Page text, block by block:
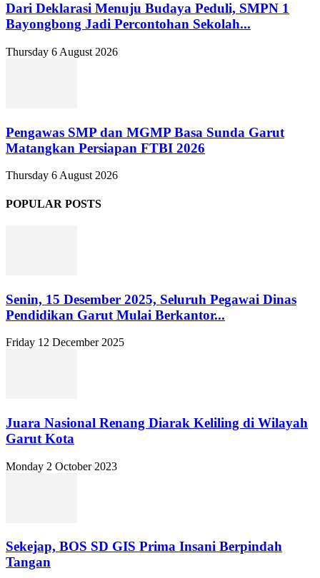
Dari Deklarasi Menuju Budaya Peduli, SMPN 1
Bayongbong Jadi Percontohan Sekolah...
Thursday 6 August 2026
Pengawas SMP dan MGMP Basa Sunda Garut
Matangkan Persiapan FTBI 2026
Thursday 6 August 2026
POPULAR POSTS
Senin, 15 Desember 2025, Seluruh Pegawai Dinas
Pendidikan Garut Mulai Berkantor...
Friday 12 December 2025
Juara Nasional Renang Diarak Keliling di Wilayah
Garut Kota
Monday 2 October 2023
Sekejap, BOS SD GIS Prima Insani Berpindah
Tangan